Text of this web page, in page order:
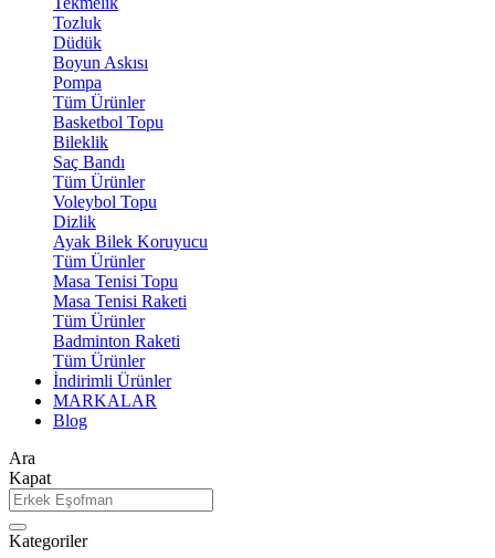
Tozluk
Düdük
Boyun Askısı
Pompa
Tüm Ürünler
Basketbol Topu
Bileklik
Saç Bandı
Tüm Ürünler
Voleybol Topu
Dizlik
Ayak Bilek Koruyucu
Tüm Ürünler
Masa Tenisi Topu
Masa Tenisi Raketi
Tüm Ürünler
Badminton Raketi
Tüm Ürünler
İndirimli Ürünler
MARKALAR
Blog
Ara
Kapat
Kategoriler